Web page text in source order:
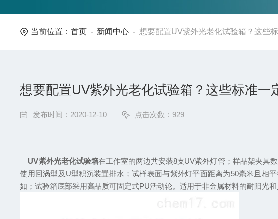
当前位置：首页 - 新闻中心 -想要配置UV紫外光老化试验箱？这些
想要配置UV紫外光老化试验箱？这些标准一
发布时间：2020-12-10 点击次数：929
UV紫外光老化试验箱在工作室的两边共安装8支UV紫外灯管；样品架夹具
使用回涡型及U型积沉装置排水；试样表面与紫外灯平面距离为50毫米且相
如；试验箱底部采用高品质可固定式PU活动轮。适用于非金属材料的耐阳光和